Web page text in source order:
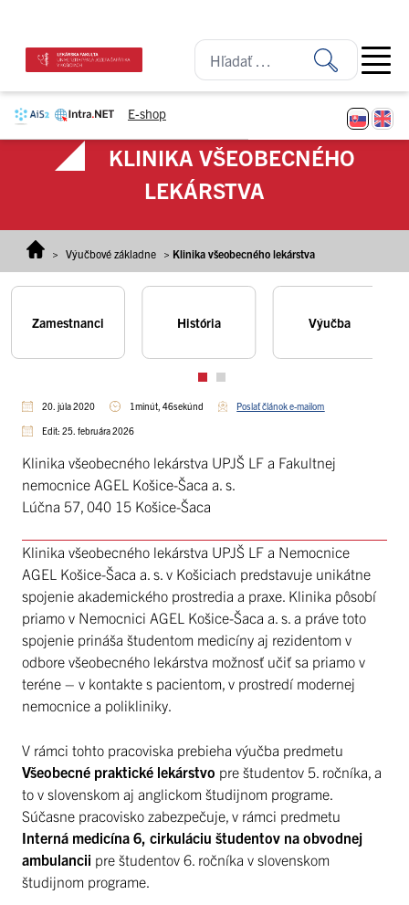
KLINIKA VŠEOBECNÉHO
LEKÁRSTVA
> Výučbové základne > Klinika všeobecného lekárstva
Zamestnanci História Výučba
20. júla 2020 1minút, 46sekúnd Poslať článok e-mailom
Edit: 25. februára 2026
Klinika všeobecného lekárstva UPJŠ LF a Fakultnej
nemocnice AGEL Košice-Šaca a. s.
Lúčna 57, 040 15 Košice-Šaca
Klinika všeobecného lekárstva UPJŠ LF a Nemocnice
AGEL Košice-Šaca a. s. v Košiciach predstavuje unikátne
spojenie akademického prostredia a praxe. Klinika pôsobí
priamo v Nemocnici AGEL Košice-Šaca a. s. a práve toto
spojenie prináša študentom medicíny aj rezidentom v
odbore všeobecného lekárstva možnosť učiť sa priamo v
teréne – v kontakte s pacientom, v prostredí modernej
nemocnice a polikliniky.
V rámci tohto pracoviska prebieha výučba predmetu
Všeobecné praktické lekárstvo pre študentov 5. ročníka, a
to v slovenskom aj anglickom študijnom programe.
Súčasne pracovisko zabezpečuje, v rámci predmetu
Interná medicína 6, cirkuláciu študentov na obvodnej
ambulancii pre študentov 6. ročníka v slovenskom
študijnom programe.